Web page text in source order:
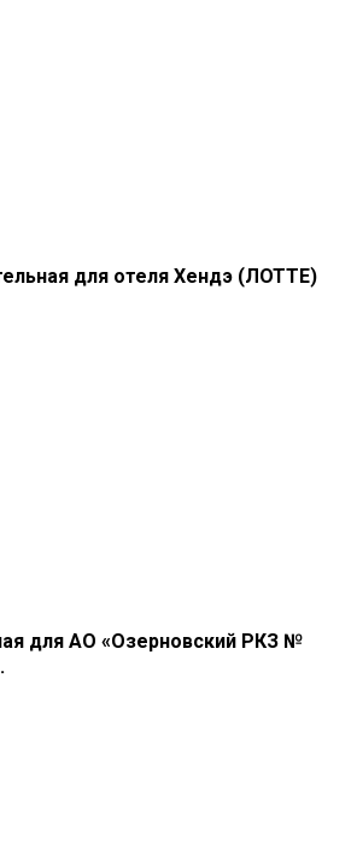
для отеля Хендэ (ЛОТТЕ)
для АО «Озерновский РКЗ №